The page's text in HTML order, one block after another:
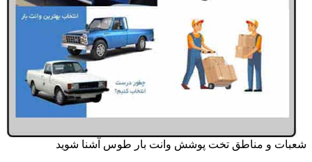
شعبات و مناطق تخت پوشش وانت بار طوس آشنا شوید